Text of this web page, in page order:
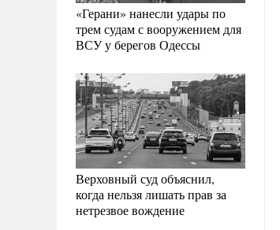
«Герани» нанесли удары по
трем судам с вооружением для
ВСУ у берегов Одессы
Верховный суд объяснил,
когда нельзя лишать прав за
нетрезвое вождение